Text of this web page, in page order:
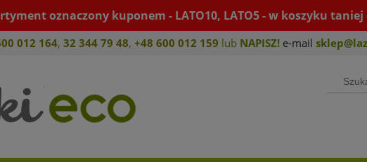
oznaczony kuponem - LATO10, LATO5 - w koszyku taniej
012 164, 32 344 79 48, +48 600 012 159 lub NAPISZ! e-mail